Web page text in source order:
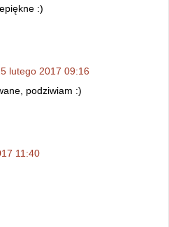
:)
lutego 2017 09:16
podziwiam :)
11:40